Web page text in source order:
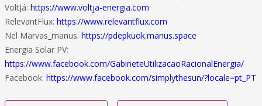
VoltJá: https://www.voltja-energia.com
RelevantFlux: https://www.relevantflux.com
Nel Marvas_manus: https://pdepkuok.manus.space
Energia Solar PV:
https://www.facebook.com/GabineteUtilizacaoRacionalEnergia/
Facebook: https://www.facebook.com/simplythesun/?locale=pt_PT